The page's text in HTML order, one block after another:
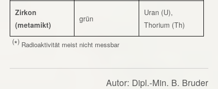
Zirkon
(metamikt)
grün
Uran (U),
Thorium (Th)
(*) Radioaktivität meist nicht messbar
Autor: Dipl.-Min. B. Bruder